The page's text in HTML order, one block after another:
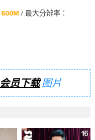
600M/ 最大分辨率：
会员下载图片